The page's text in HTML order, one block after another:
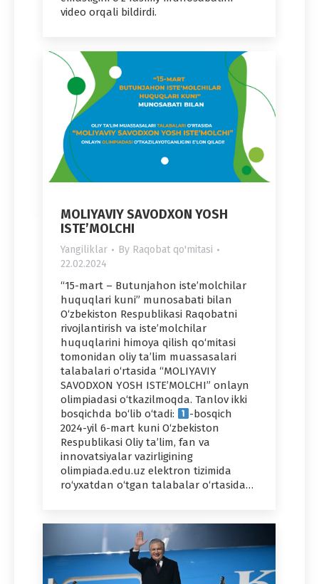
video orqali bildirdi.
MOLIYAVIY SAVODXON YOSH
ISTE’MOLCHI
Yangiliklar By Raqobat qo'mitasi
22.02.2024
“15-mart – Butunjahon iste’molchilar
huquqlari kuni” munosabati bilan
O‘zbekiston Respublikasi Raqobatni
rivojlantirish va iste’molchilar
huquqlarini himoya qilish qo‘mitasi
tomonidan oliy ta’lim muassasalari
talabalari o‘rtasida “MOLIYAVIY
SAVODXON YOSH ISTE’MOLCHI” onlayn
olimpiadasi o‘tkazilmoqda. Tanlov ikki
bosqichda bo‘lib o‘tadi:
-bosqich
2024-yil 6-mart kuni O‘zbekiston
Respublikasi Oliy ta’lim, fan va
innovatsiyalar vazirligining
olimpiada.edu.uz elektron tizimida
ro‘yxatdan o‘tgan talabalar o‘rtasida…